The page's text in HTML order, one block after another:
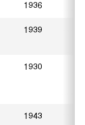
1936
1939
1930
1943